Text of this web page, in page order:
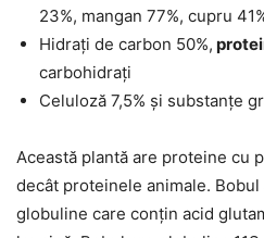
23%, mangan 77%, cupru
Hidrați de carbon 50%,
carbohidrați
Celuloză 7,5% și substanțe
Această plantă are proteine cu
decât proteinele animale.
globuline care conțin acid